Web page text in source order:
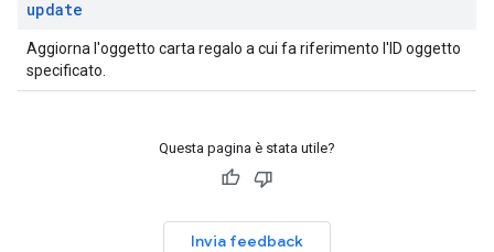
update
Aggiorna l'oggetto carta regalo a cui fa riferimento l'ID oggetto
specificato.
Questa pagina è stata utile?
Invia feedback